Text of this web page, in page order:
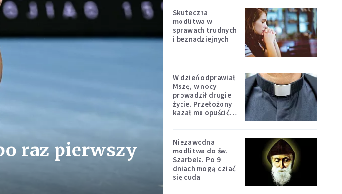
raz pierwszy
Skuteczna
modlitwa w
sprawach trudnych
i beznadziejnych
W dzień odprawiał
Mszę, w nocy
prowadził drugie
życie. Przełożony
kazał mu opuścić
Niezawodna
modlitwa do św.
Szarbela. Po 9
dniach mogą dziać
się cuda